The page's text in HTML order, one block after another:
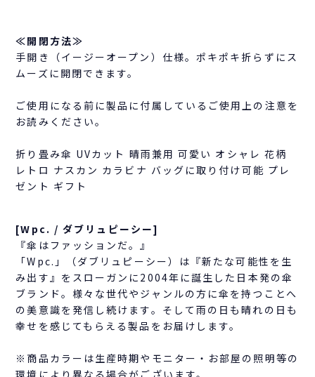
≪開閉方法≫
手開き（イージーオープン）仕様。ポキポキ折らずにス
ムーズに開閉できます。
ご使用になる前に製品に付属しているご使用上の注意を
お読みください。
折り畳み傘 UVカット 晴雨兼用 可愛い オシャレ 花柄
レトロ ナスカン カラビナ バッグに取り付け可能 プレ
ゼント ギフト
[Wpc. / ダブリュピーシー]
『傘はファッションだ。』
「Wpc.」（ダブリュピーシー）は『新たな可能性を生
み出す』をスローガンに2004年に誕生した日本発の傘
ブランド。様々な世代やジャンルの方に傘を持つことへ
の美意識を発信し続けます。そして雨の日も晴れの日も
幸せを感じてもらえる製品をお届けします。
※商品カラーは生産時期やモニター・お部屋の照明等の
環境により異なる場合がございます。